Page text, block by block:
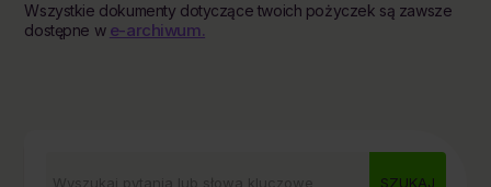
Wszystkie dokumenty dotyczące twoich pożyczek są zawsze
dostępne w e-archiwum.